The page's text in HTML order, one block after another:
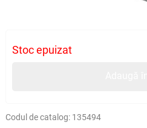
Stoc epuizat
Codul de catalog: 135494